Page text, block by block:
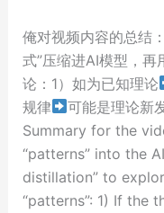
俺对视频内容的总结
式”压缩进AI模型，再
论：1）如为已知理论
规律
可能是理论新
Summary for the
“patterns” into the
distillation” to
“patterns”: 1) If the